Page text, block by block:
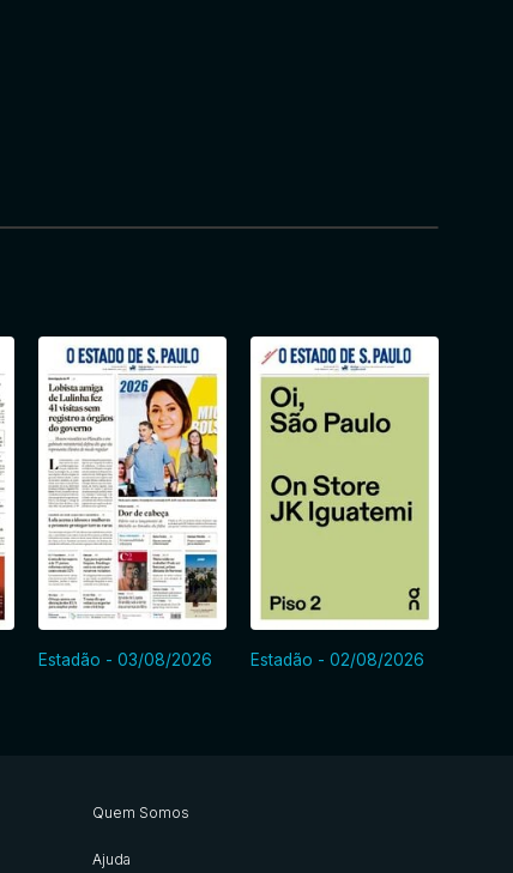
Estadão - 03/08/2026 Estadão - 02/08/2026
Quem Somos
Ajuda